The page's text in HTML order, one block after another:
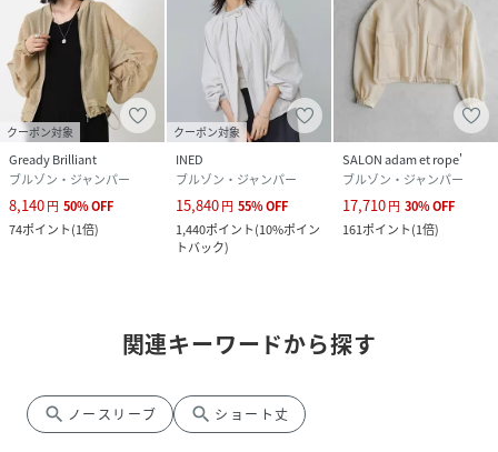
クーポン対象
Gready Brilliant
ブルゾン・ジャンパー
8,140円 50%OFF
74ポイント(1倍)
クーポン対象
INED
ブルゾン・ジャンパー
15,840円 55%OFF
1,440ポイント(10%ポイン
トバック)
SALON adam et rope'
ブルゾン・ジャンパー
17,710円 30%OFF
161ポイント(1倍)
関連キーワードから探す
search ノースリーブ search ショート丈